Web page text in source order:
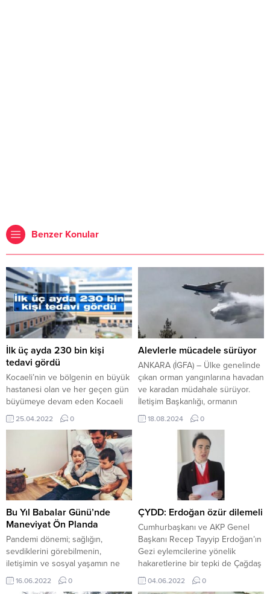
Benzer Konular
İlk üç ayda 230 bin kişi
tedavi gördü
Kocaeli’nin ve bölgenin en büyük
hastanesi olan ve her geçen gün
büyümeye devam eden Kocaeli
Üniversitesi Umuttepe Tıp
Fakültesi Hastanesi, binlerce
insan için şifa kapısı olmayı
sürdürüyor. Sadece Kocaeli’de
ikamet eden vatandaşların değil
çevre illerden de çok sayıda
hastanın geldiği Kocaeli
Üniversitesi Umuttepe Tıp
Fakültesi Hastanesi
polikliniklerinde 2022 yılının ilk...
25.04.2022 0
Alevlerle mücadele sürüyor
ANKARA (İGFA) – Ülke genelinde
çıkan orman yangınlarına havadan
ve karadan müdahale sürüyor.
İletişim Başkanlığı, ormanın
kahramanları, hava şartlarının da
etkisiyle ülke genelinde birbiri
ardına başlayan orman
yangınlarını havadan ve karadan
müdahalelerle söndürmeye
çalıştığına ilişkin görüntüler
paylaştı. Başkanlıktan yapılan
yazılı açıklamada, orman
yangınlarına karşı yürütülen
söndürme çalışmalarında, 12 ton
su alma...
18.08.2024 0
Bu Yıl Babalar Günü’nde
Maneviyat Ön Planda
Pandemi dönemi; sağlığın,
sevdiklerini görebilmenin,
iletişimin ve sosyal yaşamın ne
kadar önemli olduğunu hatırlattı.
Güzel hediyelerin, hoş jestlerin
16.06.2022 0
ÇYDD: Erdoğan özür dilemeli
Cumhurbaşkanı ve AKP Genel
Başkanı Recep Tayyip Erdoğan’ın
Gezi eylemcilerine yönelik
hakaretlerine bir tepki de Çağdaş
Yaşamı Destekleme Derneği –
ÇYDD Gebze Şube’den geldi.
04.06.2022 0